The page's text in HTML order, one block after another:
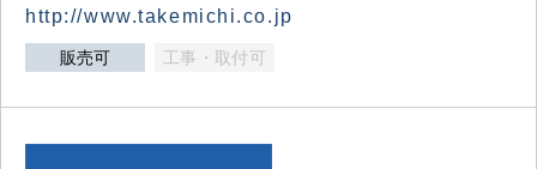
http://www.takemichi.co.jp
販売可 工事・取付可